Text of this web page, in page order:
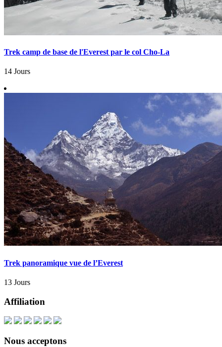
Trek camp de base de l'Everest par le col Cho-La
14 Jours
Trek panoramique vue de l’Everest
13 Jours
Affiliation
Nous acceptons